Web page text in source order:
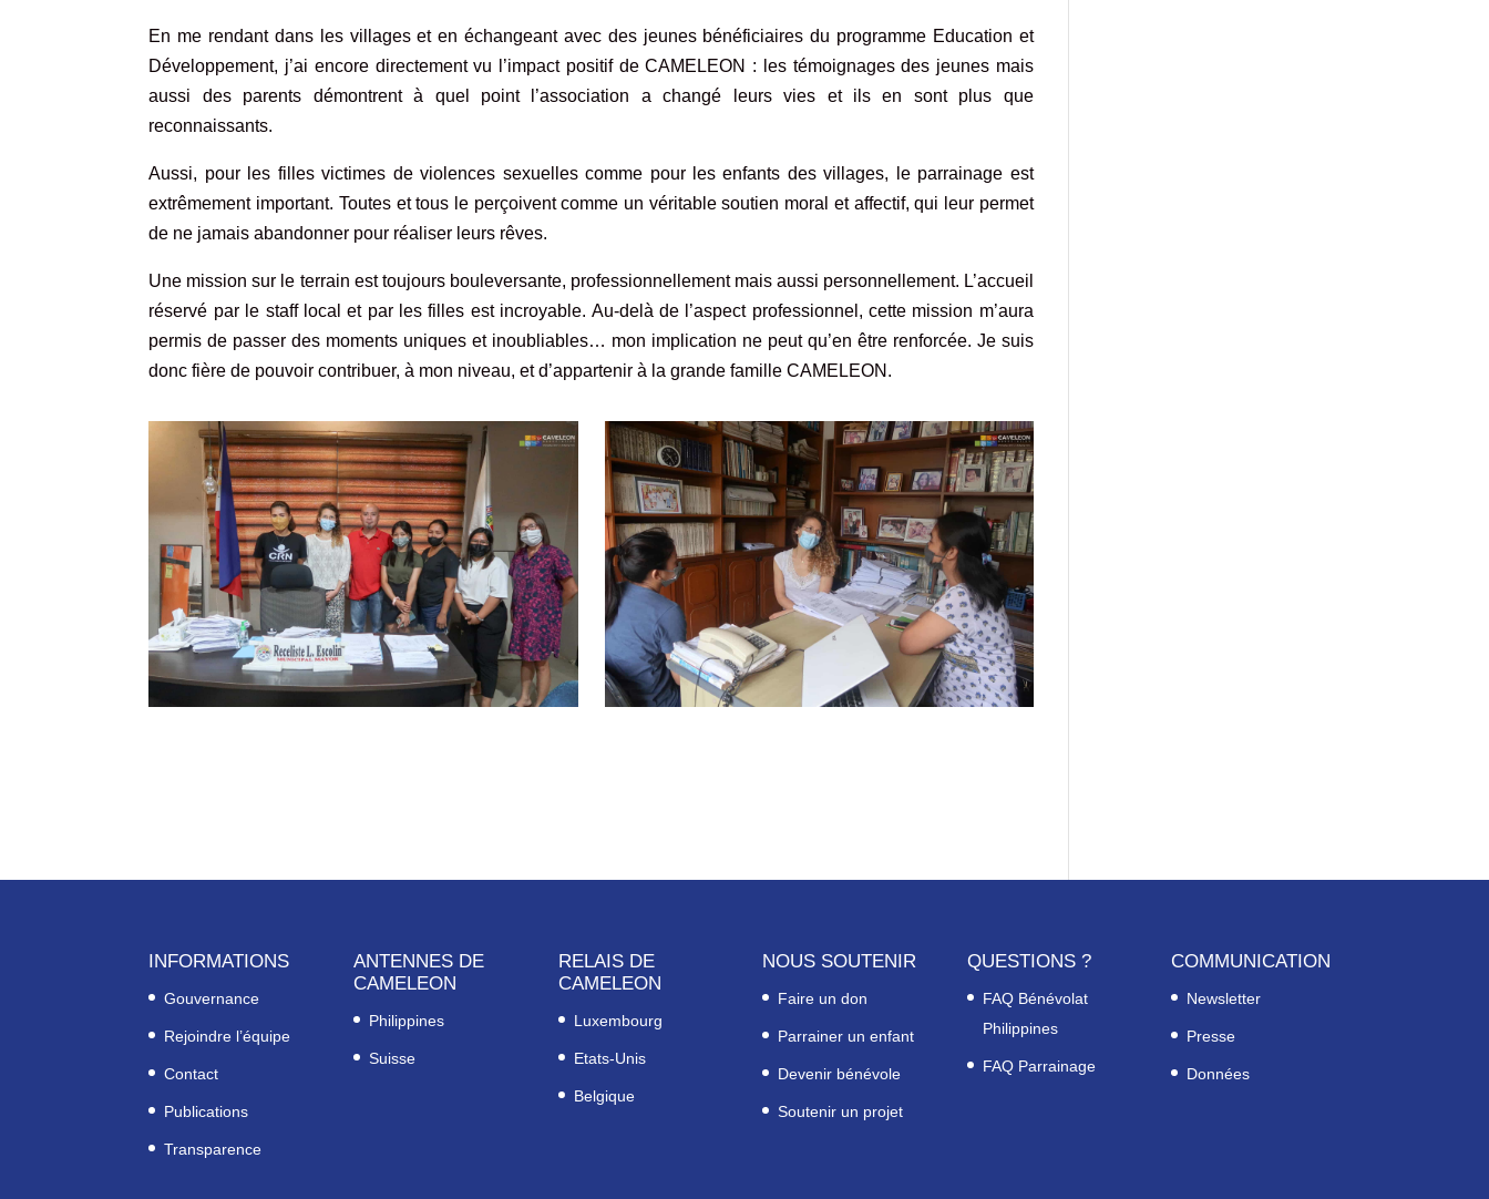
En me rendant dans les villages et en échangeant avec des jeunes bénéficiaires du programme Education et
Développement, j’ai encore directement vu l’impact positif de CAMELEON : les témoignages des jeunes mais
aussi des parents démontrent à quel point l’association a changé leurs vies et ils en sont plus que
reconnaissants.
Aussi, pour les filles victimes de violences sexuelles comme pour les enfants des villages, le parrainage est
extrêmement important. Toutes et tous le perçoivent comme un véritable soutien moral et affectif, qui leur permet
de ne jamais abandonner pour réaliser leurs rêves.
Une mission sur le terrain est toujours bouleversante, professionnellement mais aussi personnellement. L’accueil
réservé par le staff local et par les filles est incroyable. Au-delà de l’aspect professionnel, cette mission m’aura
permis de passer des moments uniques et inoubliables… mon implication ne peut qu’en être renforcée. Je suis
donc fière de pouvoir contribuer, à mon niveau, et d’appartenir à la grande famille CAMELEON.
INFORMATIONS
Gouvernance
Rejoindre l’équipe
Contact
Publications
Transparence
ANTENNES DE
CAMELEON
Philippines
Suisse
RELAIS DE
CAMELEON
Luxembourg
Etats-Unis
Belgique
NOUS SOUTENIR
Faire un don
Parrainer un enfant
Devenir bénévole
Soutenir un projet
QUESTIONS ?
FAQ Bénévolat
Philippines
FAQ Parrainage
COMMUNICATION
Newsletter
Presse
Données